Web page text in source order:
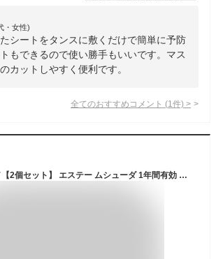
・女性)
シートをタンスに敷くだけで簡単に予防
もできるので使い勝手もいいです。マス
カットしやすく便利です。
全てのおすすめコメント (1 件) >
＼レビュー特典有／【2個セット】 エステー ムシューダ 1年間有効 防虫剤 ウォークインクローゼット専用 [単品内容量/3個] | ムシューダ 防虫剤 ウォークインクローゼット 衣類用 無香タイプ 日本製 エステー 収納 大空間 除湿剤 サイン付き 家庭用品